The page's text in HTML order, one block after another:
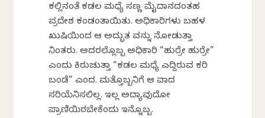
ಕಲ್ಲಿನಂತೆ ಕಡಲ ಮಧ್ಯೆ ಸಣ್ಣ ಮೈದಾನದಂತಹ
ಪ್ರದೇಶ ಕಂಡಂತಾಯಿತು. ಅಧಿಕಾರಿಗಳು ಬಹಳ
ಖುಷಿಯಿಂದ ಆ ಅದ್ಭುತ ವನ್ನು ನೋಡುತ್ತಾ
ನಿಂತರು. ಅದರಲ್ಲೊಬ್ಬ ಅಧಿಕಾರಿ “ಹುರ್ರೇ ಹುರ್ರೇ”
ಎಂದು ಕಿರುಚುತ್ತಾ “ಕಡಲ ಮಧ್ಯೆ ಎದ್ದಿರುವ ಕರಿ
ಬಂಡೆ” ಎಂದ. ಮತ್ತೊಬ್ಬನಿಗೆ ಆ ವಾದ
ಸರಿಯೆನಿಸಲಿಲ್ಲ. ಇಲ್ಲ ಅದ್ಯಾವುದೋ
ಪ್ರಾಣಿಯಿರಬೇಕೆಂದು ಇನ್ನೊಬ್ಬ.